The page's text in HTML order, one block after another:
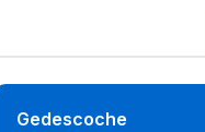
Gedescoche